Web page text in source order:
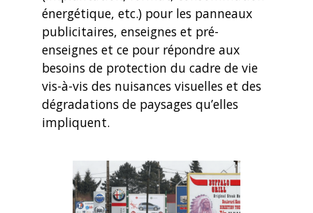
énergétique, etc.) pour les panneaux
publicitaires, enseignes et pré-
enseignes et ce pour répondre aux
besoins de protection du cadre de vie
vis-à-vis des nuisances visuelles et des
dégradations de paysages qu’elles
impliquent.